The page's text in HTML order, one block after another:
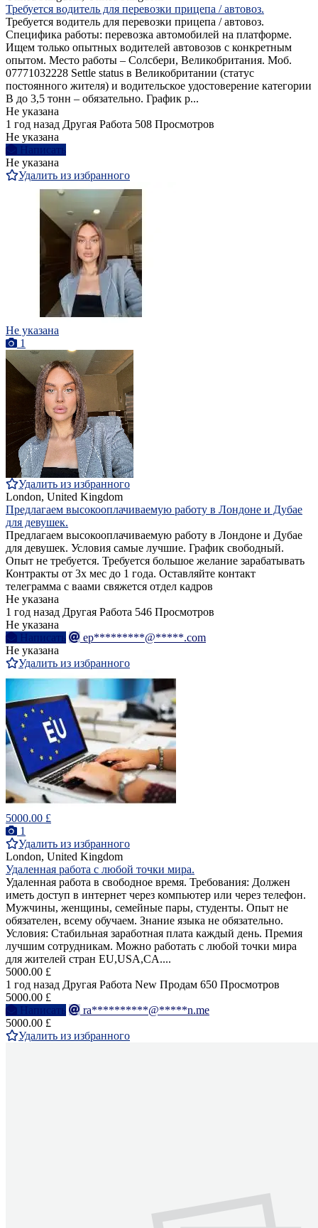
Требуется водитель для перевозки прицепа / автовоз.
Требуется водитель для перевозки прицепа / автовоз.
Cпецифика работы: перевозка автомобилей на платформе.
Ищем только опытных водителей автовозов с конкретным
опытом. Место работы – Солсбери, Великобритания. Моб.
07771032228 Settle status в Великобритании (статус
постоянного жителя) и водительское удостоверение категории
B до 3,5 тонн – обязательно. График р...
Не указана
1 год назад Другая Работа 508 Просмотров
Не указана
Написать
Не указана
Удалить из избранного
Не указана
1
Удалить из избранного
London, United Kingdom
Предлагаем высокооплачиваемую работу в Лондоне и Дубае
для девушек.
Предлагаем высокооплачиваемую работу в Лондоне и Дубае
для девушек. Условия самые лучшие. График свободный.
Опыт не требуется. Требуется большое желание зарабатывать
Контракты от 3х мес до 1 года. Оставляйте контакт
телеграмма с ваами свяжется отдел кадров
Не указана
1 год назад Другая Работа 546 Просмотров
Не указана
Написать
ep*********@*****.com
Не указана
Удалить из избранного
5000.00 £
1
Удалить из избранного
London, United Kingdom
Удаленная работа с любой точки мира.
Удаленная работа в свободное время. Требования: Должен
иметь доступ в интернет через компьютер или через телефон.
Мужчины, женщины, семейные пары, студенты. Опыт не
обязателен, всему обучаем. Знание языка не обязательно.
Условия: Стабильная заработная плата каждый день. Премия
лучшим сотрудникам. Можно работать с любой точки мира
для жителей стран EU,USA,CA....
5000.00 £
1 год назад Другая Работа New Продам 650 Просмотров
5000.00 £
Написать
ra**********@*****n.me
5000.00 £
Удалить из избранного